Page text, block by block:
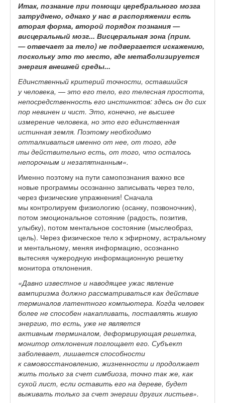
Итак, познание при помощи церебрального мозга
затруднено, однако у нас в распоряжении есть
вторая форма, второй порядок познания —
висцеральный мозг... Висцеральная зона (прим.
— отвечает за тело) не подвергается искажению,
поскольку это то место, где метаболизируется
энергия внешней среды...
Единственный критерий точности, оставшийся
у человека, — это его тело, его телесная простота,
непосредственность его инстинктов: здесь он до сих
пор невинен и чист. Это, конечно, не высшее
измерение человека, но это его единственная
истинная земля. Поэтому необходимо
отталкиваться именно от нее, от того, где
ты действительно есть, от того, что осталось
непорочным и незапятнанным«.
Именно поэтому на пути самопознания важно все
новые программы осознанно записывать через тело,
через физические упражнения! Сначала
мы контролируем физиологию (осанку, позвоночник),
потом эмоциональное сотояние (радость, позитив,
улыбку), потом ментальное состояние (мыслеобраз,
цель). Через физическое тело к эфирному, астральному
и ментальному, меняя информацию, осознанно
вытесняя чужеродную информационную решетку
монитора отклонения.
«Давно известное и наводящее ужас явление
вампиризма должно рассматриваться как действие
терминалов латентного компьютера. Когда человек
более не способен накапливать, поставлять живую
энергию, то есть, уже не является
активным терминалом, деформирующая решетка,
монитор отклонения поглощает его. Субъект
заболевает, лишается способности
к самовосстановлению, жизненности и продолжает
жить только за счет симбиоза, точно так же, как
сухой лист, если оставить его на дереве, будет
выживать только за счет энергии других листьев».